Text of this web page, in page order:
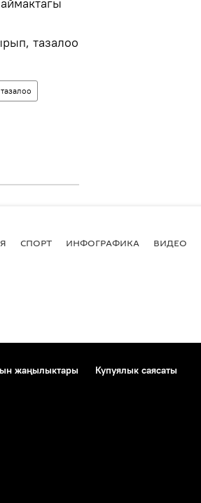
тазалоо
тазалоо
СПОРТ ИНФОГРАФИКА ВИДЕО
жаңылыктары
Купуялык саясаты